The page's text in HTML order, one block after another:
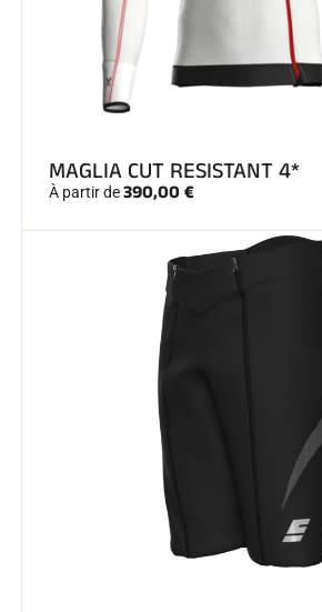
SKI TOUT
MAGLIA CUT RESISTANT 4*
À partir de390,00 €